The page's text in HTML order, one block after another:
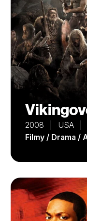
2008 | USA |
Filmy / Drama /